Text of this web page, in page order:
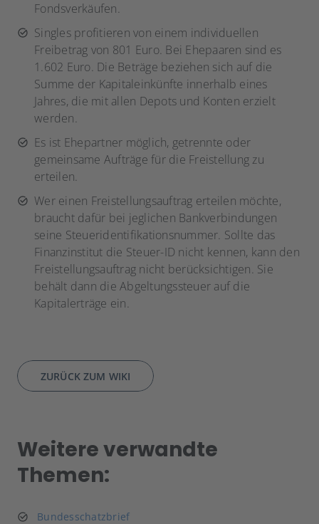
Fondsverkäufen.
Singles profitieren von einem individuellen
Freibetrag von 801 Euro. Bei Ehepaaren sind es
1.602 Euro. Die Beträge beziehen sich auf die
Summe der Kapitaleinkünfte innerhalb eines
Jahres, die mit allen Depots und Konten erzielt
werden.
Es ist Ehepartner möglich, getrennte oder
gemeinsame Aufträge für die Freistellung zu
erteilen.
Wer einen Freistellungsauftrag erteilen möchte,
braucht dafür bei jeglichen Bankverbindungen
seine Steueridentifikationsnummer. Sollte das
Finanzinstitut die Steuer-ID nicht kennen, kann den
Freistellungsauftrag nicht berücksichtigen. Sie
behält dann die Abgeltungssteuer auf die
Kapitalerträge ein.
ZURÜCK ZUM WIKI
Weitere verwandte
Themen:
Bundesschatzbrief